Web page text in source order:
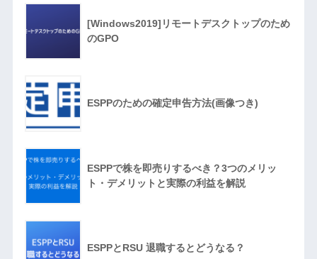
[Windows2019]リモートデスクトップのため
のGPO
ESPPのための確定申告方法(画像つき)
ESPPで株を即売りするべき？3つのメリッ
ト・デメリットと実際の利益を解説
ESPPとRSU 退職するとどうなる？